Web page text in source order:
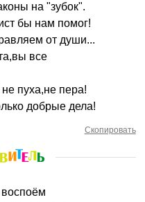
на "зубок".
бы нам помог!
от души...
все
пуха,не пера!
добрые дела!
Скопировать
воспоём